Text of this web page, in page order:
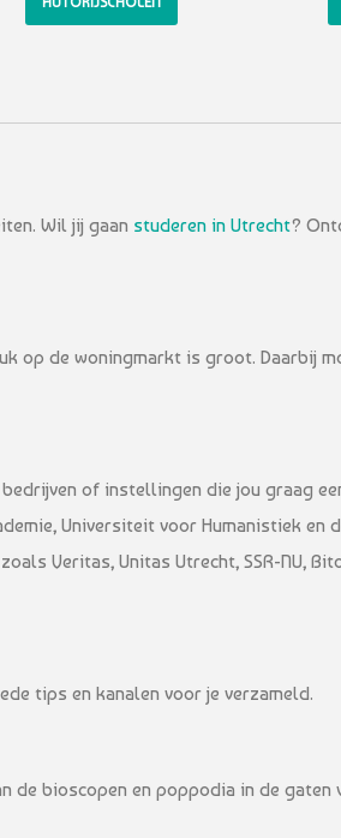
Wil jij gaan studeren in Utrecht?
op de woningmarkt is groot. Daarbij
of instellingen die jou graag
Universiteit voor Humanistiek en
Veritas, Unitas Utrecht, SSR-NU,
tips en kanalen voor je verzameld.
de bioscopen en poppodia in de gaten